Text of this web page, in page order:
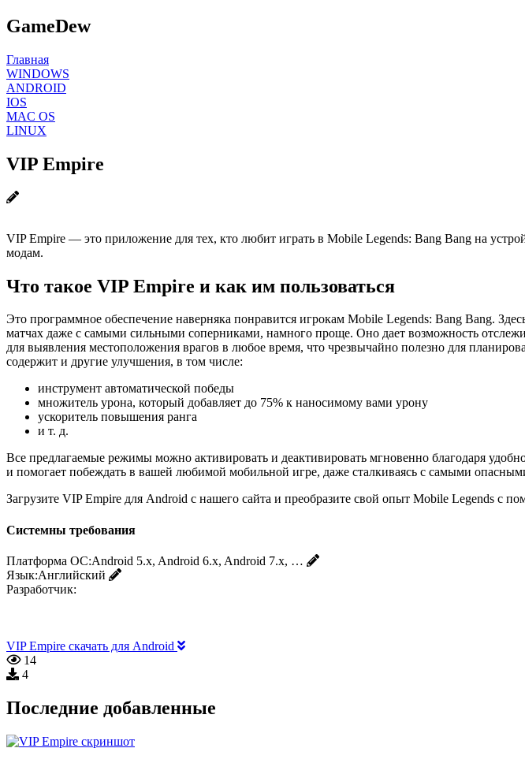
GameDew
Главная
WINDOWS
ANDROID
IOS
MAC OS
LINUX
VIP Empire
VIP Empire — это приложение для тех, кто любит играть в Mobile Legends: Bang Bang на
модам.
Что такое VIP Empire и как им пользоваться
Это программное обеспечение наверняка понравится игрокам Mobile Legends: Bang Bang.
матчах даже с самыми сильными соперниками, намного проще. Оно дает возможность
для выявления местоположения врагов в любое время, что чрезвычайно полезно для
содержит и другие улучшения, в том числе:
инструмент автоматической победы
множитель урона, который добавляет до 75% к наносимому вами урону
ускоритель повышения ранга
и т. д.
Все предлагаемые режимы можно активировать и деактивировать мгновенно благодаря
и помогает побеждать в вашей любимой мобильной игре, даже сталкиваясь с самыми
Загрузите VIP Empire для Android с нашего сайта и преобразите свой опыт Mobile Legends с
Системны требования
Платформа ОС:Android 5.x, Android 6.x, Android 7.x, …
Язык:Английский
Разработчик:
VIP Empire скачать для Android
14
4
Последние добавленные